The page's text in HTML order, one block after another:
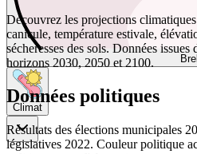
Climat
Découvrez les projections
canicule, température estivale,
sécheresses des sols. Données
horizons 2030, 2050 et 2100.
Données politiques
Résultats des élections municipales
législatives 2022. Couleur politique